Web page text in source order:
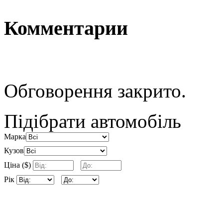
Комментарии
Обговорення закрито.
Підібрати автомобіль
Марка
Кузов
Ціна ($)
Рік